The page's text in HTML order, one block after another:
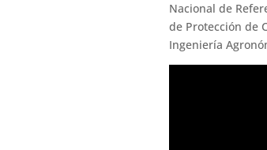
Nacional de
de Protección de
Ingeniería